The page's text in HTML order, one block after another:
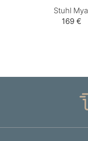
Stuhl Mya
169 €